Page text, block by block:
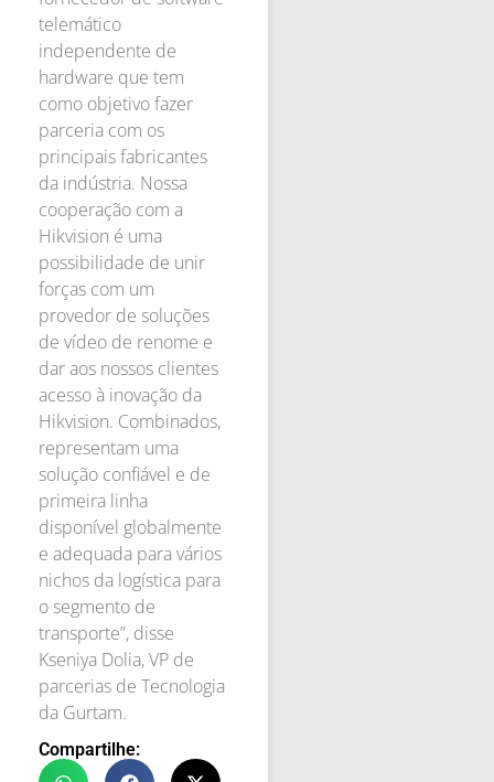
telemático
independente de
hardware que tem
como objetivo fazer
parceria com os
principais fabricantes
da indústria. Nossa
cooperação com a
Hikvision é uma
possibilidade de unir
forças com um
provedor de soluções
de vídeo de renome e
dar aos nossos clientes
acesso à inovação da
Hikvision. Combinados,
representam uma
solução confiável e de
primeira linha
disponível globalmente
e adequada para vários
nichos da logística para
o segmento de
transporte”, disse
Kseniya Dolia, VP de
parcerias de Tecnologia
da Gurtam.
Compartilhe: